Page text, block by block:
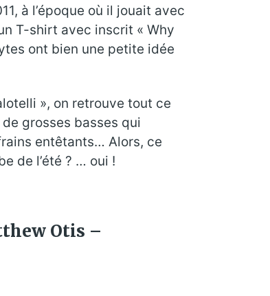
à l’époque où il jouait avec
T-shirt avec inscrit « Why
ont bien une petite idée
», on retrouve tout ce
de grosses basses qui
entêtants… Alors, ce
de l’été ? … oui !
Otis –